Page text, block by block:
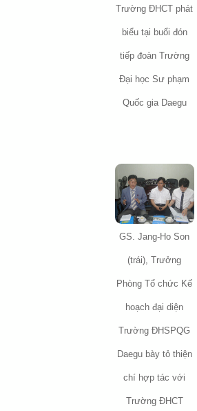
Trường ĐHCT phát
biểu tại buổi đón
tiếp đoàn Trường
Đại học Sư phạm
Quốc gia Daegu
GS. Jang-Ho Son
(trái), Trưởng
Phòng Tổ chức Kế
hoạch đại diện
Trường ĐHSPQG
Daegu bày tỏ thiện
chí hợp tác với
Trường ĐHCT